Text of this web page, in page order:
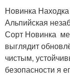
Новинка
Альпийская
Сорт Новинка
выглядит
чистым,
безопасности я